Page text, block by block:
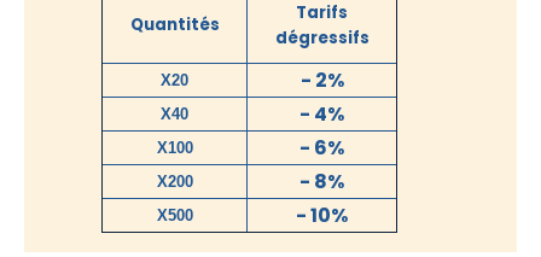
Quantités
Tarifs
dégressifs
X20 - 2%
X40 - 4%
X100 - 6%
X200 - 8%
X500 - 10%